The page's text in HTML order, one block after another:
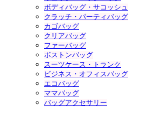
ボディバッグ・サコッシュ
クラッチ・パーティバッグ
カゴバッグ
クリアバッグ
ファーバッグ
ボストンバッグ
スーツケース・トランク
ビジネス・オフィスバッグ
エコバッグ
ママバッグ
バッグアクセサリー